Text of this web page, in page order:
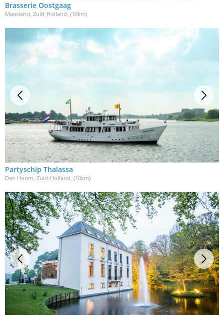
Brasserie Oostgaag
Maasland, Zuid-Holland, (10km)
Partyschip Thalassa
Den Hoorn, Zuid-Holland , (10km)